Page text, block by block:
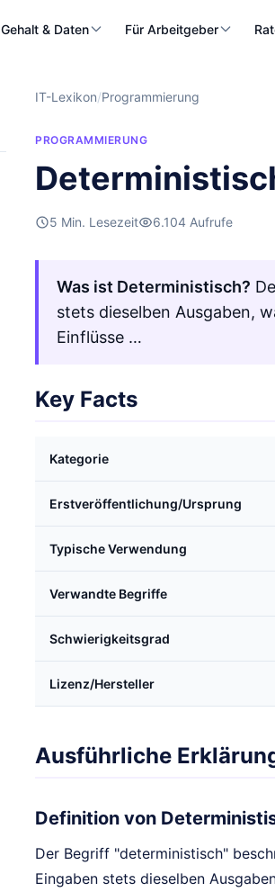
Gehalt & Daten Für Arbeitgeber
IT-Lexikon/Programmierung
PROGRAMMIERUNG
5 Min. Lesezeit 6.104 Aufrufe
Was ist Deterministisch?
stets dieselben Ausgaben,
Einflüsse …
Key Facts
Kategorie
Erstveröffentlichung/Ursprung
Typische Verwendung
Verwandte Begriffe
Schwierigkeitsgrad
Lizenz/Hersteller
Ausführliche
Definition von
Der Begriff "deterministisch"
Eingaben stets dieselben